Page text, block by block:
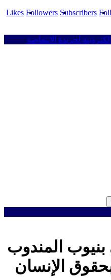
Likes Followers Subscribers
المندوب
الإنسان